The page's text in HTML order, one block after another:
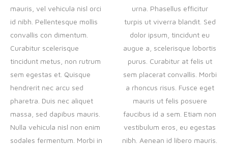
mauris, vel vehicula nisl orci
id nibh. Pellentesque mollis
convallis con dimentum.
Curabitur scelerisque
tincidunt metus, non rutrum
sem egestas et. Quisque
hendrerit nec arcu sed
pharetra. Duis nec aliquet
massa, sed dapibus mauris.
Nulla vehicula nisl non enim
sodales fermentum. Morbi in
urna. Phasellus efficitur
turpis ut viverra blandit. Sed
dolor ipsum, tincidunt eu
augue a, scelerisque lobortis
purus. Curabitur at felis ut
sem placerat convallis. Morbi
a rhoncus risus. Fusce eget
mauris ut felis posuere
faucibus id a sem. Etiam non
vestibulum eros, eu egestas
nibh. Aenean id libero mauris.